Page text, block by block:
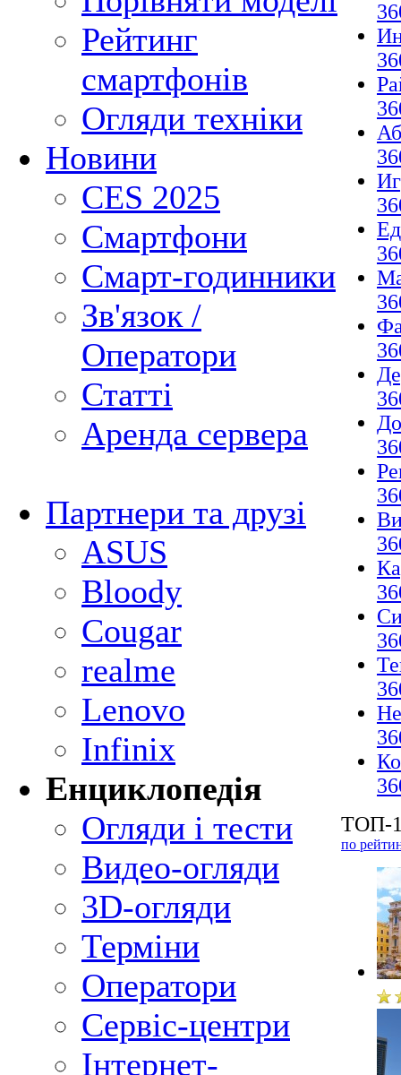
Рейтинг
смартфонів
Огляди техніки
Новини
CES 2025
Смартфони
Смарт-годинники
Зв'язок /
Оператори
Статті
Аренда сервера
Партнери та друзі
ASUS
Bloody
Cougar
realme
Lenovo
Infinix
Енциклопедія
Огляди і тести
Видео-огляди
3D-огляди
Терміни
Оператори
Сервіс-центри
Інтернет-
ТОП-
по